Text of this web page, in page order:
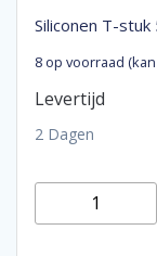
Siliconen T-
8 op voorraad
Levertijd
2 Dagen
Siliconen